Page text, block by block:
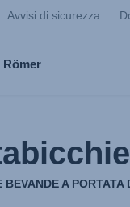
Avvisi di sicurezza
BEVANDE A PORTATA